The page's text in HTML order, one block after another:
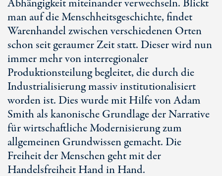
Abhängigkeit miteinander verwechseln. Blickt
man auf die Menschheitsgeschichte, findet
Warenhandel zwischen verschiedenen Orten
schon seit geraumer Zeit statt. Dieser wird nun
immer mehr von interregionaler
Produktionsteilung begleitet, die durch die
Industrialisierung massiv institutionalisiert
worden ist. Dies wurde mit Hilfe von Adam
Smith als kanonische Grundlage der Narrative
für wirtschaftliche Modernisierung zum
allgemeinen Grundwissen gemacht. Die
Freiheit der Menschen geht mit der
Handelsfreiheit Hand in Hand.